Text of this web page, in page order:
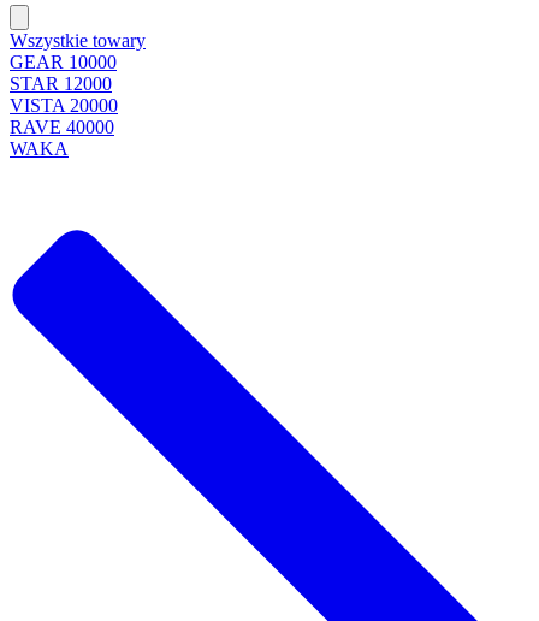
Wszystkie towary
GEAR 10000
STAR 12000
VISTA 20000
RAVE 40000
WAKA